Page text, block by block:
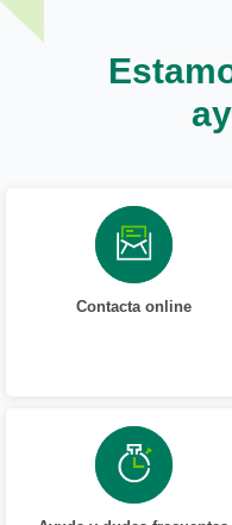
Contacta online